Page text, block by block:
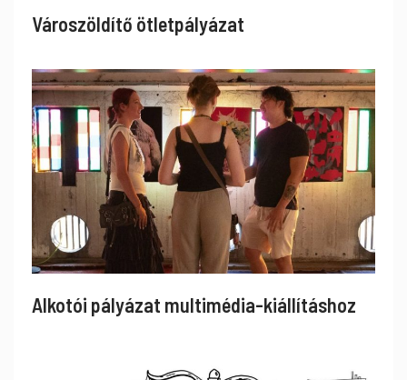
Városzöldítő ötletpályázat
Alkotói pályázat multimédia-kiállításhoz